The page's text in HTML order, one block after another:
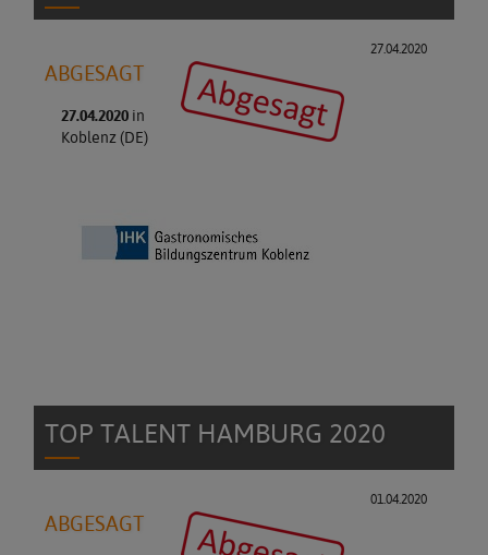
27.04.2020
ABGESAGT
27.04.2020in
Koblenz (DE)
TOP TALENT HAMBURG 2020
01.04.2020
ABGESAGT